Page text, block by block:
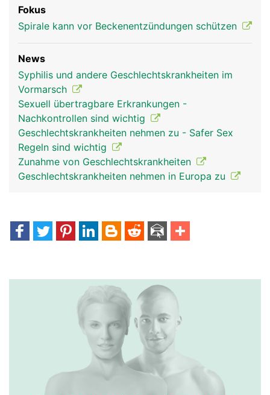
Fokus
Spirale kann vor Beckenentzündungen schützen
News
Syphilis und andere Geschlechtskrankheiten im
Vormarsch
Sexuell übertragbare Erkrankungen -
Nachkontrollen sind wichtig
Geschlechtskrankheiten nehmen zu - Safer Sex
Regeln sind wichtig
Zunahme von Geschlechtskrankheiten
Geschlechtskrankheiten nehmen in Europa zu